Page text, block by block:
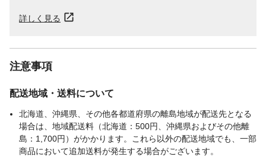
詳しく見る
注意事項
配送地域・送料について
北海道、沖縄県、その他各都道府県の離島地域が配送先となる
場合は、地域配送料（北海道：500円、沖縄県およびその他離
島：1,700円）がかかります。これら以外の配送地域でも、一部
商品において追加送料が発生する場合がございます。